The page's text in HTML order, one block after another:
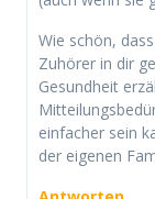
Wie schön,
Zuhörer in dir
Gesundheit
einfacher sein
der eigenen